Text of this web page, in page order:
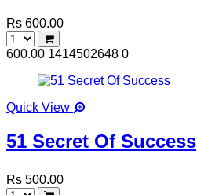
Rs 600.00
600.00 1414502648 0
Quick View
51 Secret Of Success
Rs 500.00